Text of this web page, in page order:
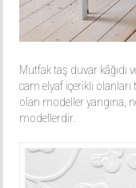
Mutfak taş duvar kâğıdı
cam elyaf içerikli
olan modeller yangına,
modellerdir.